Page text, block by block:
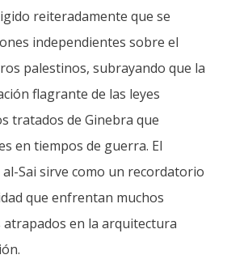
reiteradamente que se
independientes sobre el
palestinos, subrayando que la
flagrante de las leyes
tratados de Ginebra que
en tiempos de guerra. El
Sai sirve como un recordatorio
que enfrentan muchos
atrapados en la arquitectura